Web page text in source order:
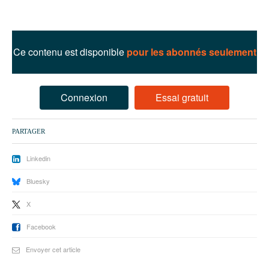
Ce contenu est disponible pour les abonnés seulement
Connexion Essai gratuit
PARTAGER
Linkedin
Bluesky
X
Facebook
Envoyer cet article